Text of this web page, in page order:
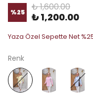
%25 ₺ 1,600.00
₺ 1,200.00
Yaza Özel Sepette Net
Renk